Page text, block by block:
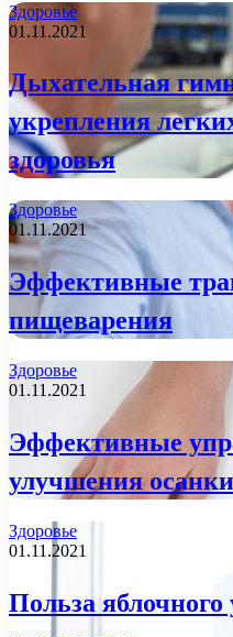
Здоровье
01.11.2021
Дыхательная
укрепления
здоровья
Здоровье
01.11.2021
Эффективные
пищеварения
Здоровье
01.11.2021
Эффективные
улучшения
Здоровье
01.11.2021
Польза яблочного